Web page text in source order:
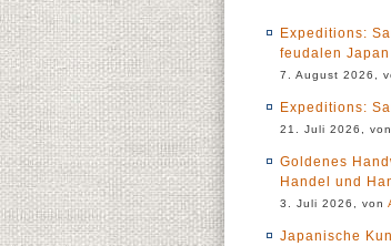
Expeditions:
feudalen Japan
7. August 2026,
Expeditions:
21. Juli 2026, von
Goldenes
Handel und
3. Juli 2026, von
Japanische